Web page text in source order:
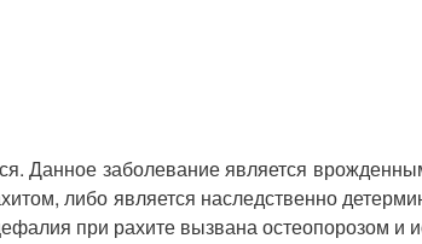
Данное заболевание является
либо является наследственно
при рахите вызвана остеопорозом и